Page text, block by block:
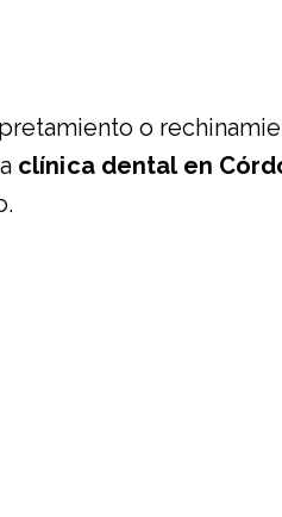
o
clínica dental en